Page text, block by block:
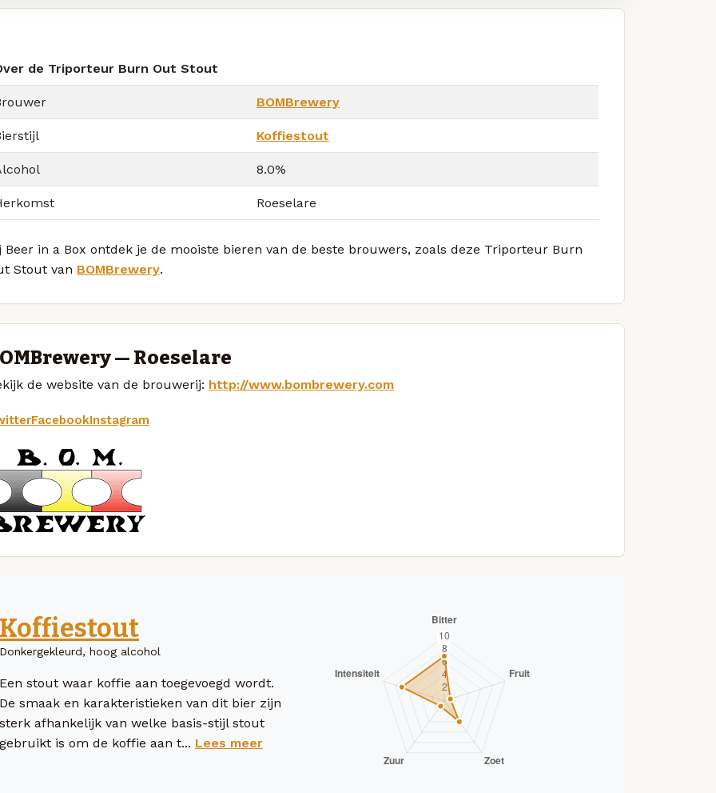
de Triporteur Burn Out Stout
BOMBrewery
Koffiestout
8.0%
Roeselare
Beer in a Box ontdek je de mooiste bieren van de beste brouwers, zoals deze Triporteur Burn
Stout van BOMBrewery.
— Roeselare
de website van de brouwerij: http://www.bombrewery.com
FacebookInstagram
Koffiestout
Donkergekleurd, hoog alcohol
Een stout waar koffie aan toegevoegd wordt.
De smaak en karakteristieken van dit bier zijn
sterk afhankelijk van welke basis-stijl stout
gebruikt is om de koffie aan t... Lees meer